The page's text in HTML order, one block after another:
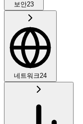
보안23
네트워크24